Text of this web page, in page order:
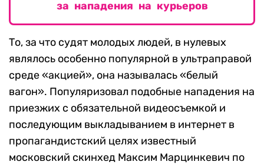
за нападения на курьеров
То, за что судят молодых людей, в нулевых
являлось особенно популярной в ультраправой
среде «акцией», она называлась «белый
вагон». Популяризовал подобные нападения на
приезжих с обязательной видеосъемкой и
последующим выкладыванием в интернет в
пропагандистский целях известный
московский скинхед Максим Марцинкевич по